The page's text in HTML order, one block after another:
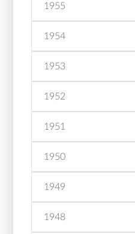
1955
1954
1953
1952
1951
1950
1949
1948